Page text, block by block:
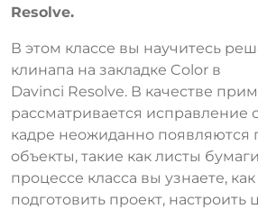
Resolve.
В этом классе вы научитесь
клинапа на закладке Color в
Davinci Resolve. В качестве
рассматривается исправление
кадре неожиданно появляются
объекты, такие как листы
процессе класса вы узнаете,
подготовить проект, настроить